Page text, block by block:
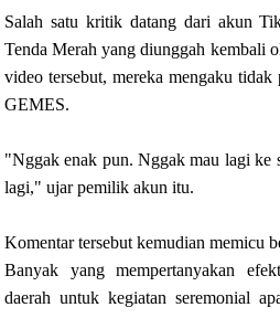
Salah satu kritik datang dari akun
Tenda Merah yang diunggah kembali
video tersebut, mereka mengaku tidak
GEMES.
"Nggak enak pun. Nggak mau lagi ke
lagi," ujar pemilik akun itu.
Komentar tersebut kemudian memicu
Banyak yang mempertanyakan
daerah untuk kegiatan seremonial